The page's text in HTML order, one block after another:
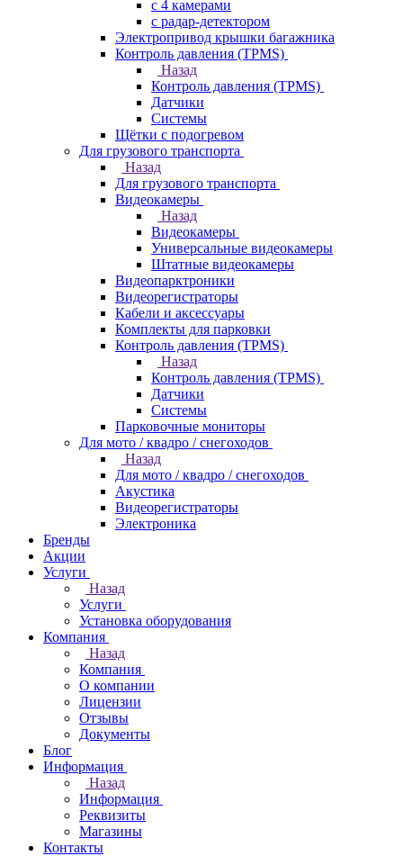
с 4 камерами
с радар-детектором
Электропривод крышки багажника
Контроль давления (TPMS)
Назад
Контроль давления (TPMS)
Датчики
Системы
Щётки с подогревом
Для грузового транспорта
Назад
Для грузового транспорта
Видеокамеры
Назад
Видеокамеры
Универсальные видеокамеры
Штатные видеокамеры
Видеопарктроники
Видеорегистраторы
Кабели и аксессуары
Комплекты для парковки
Контроль давления (TPMS)
Назад
Контроль давления (TPMS)
Датчики
Системы
Парковочные мониторы
Для мото / квадро / снегоходов
Назад
Для мото / квадро / снегоходов
Акустика
Видеорегистраторы
Электроника
Бренды
Акции
Услуги
Назад
Услуги
Установка оборудования
Компания
Назад
Компания
О компании
Лицензии
Отзывы
Документы
Блог
Информация
Назад
Информация
Реквизиты
Магазины
Контакты